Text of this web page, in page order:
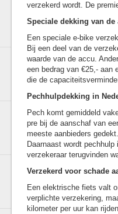
verzekerd wordt. De
Speciale dekking van de
Een speciale e-bike
Bij een deel van de
waarde van de accu.
een bedrag van €25,- aan
die de
Pechhulpdekking in
Pech komt gemiddeld
pre bij de aanschaf van
meeste aanbieders
Daarnaast wordt
verzekeraar terugvinden
Verzekerd voor schade
Een elektrische fiets valt
verplichte verzekering,
kilometer per uur kan